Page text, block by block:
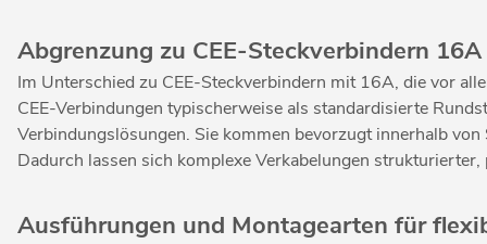
Abgrenzung zu CEE-Steckverbindern
Im Unterschied zu CEE-Steckverbindern mit 16A, die vor
CEE-Verbindungen typischerweise als standardisierte
Verbindungslösungen. Sie kommen bevorzugt innerhalb
Dadurch lassen sich komplexe Verkabelungen
Ausführungen und Montagearten für